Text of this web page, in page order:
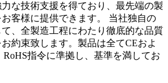
な技術支援を得ており、最先端の製
客様に提供できます。 当社独自の
、全製造工程にわたり徹底的な品質
約束致します。製品は全てCEおよ
RoHS指令に準拠し、基準を満してお